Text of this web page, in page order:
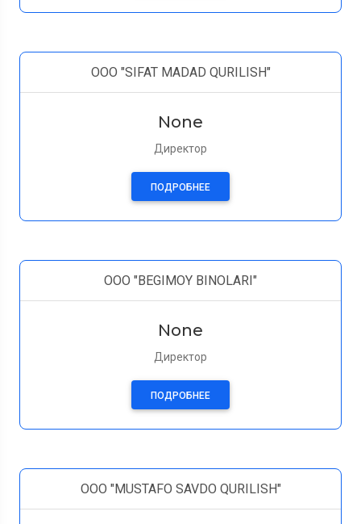
ООО "SIFAT MADAD QURILISH"
None
Директор
ПОДРОБНЕЕ
ООО "BEGIMOY BINOLARI"
None
Директор
ПОДРОБНЕЕ
OOO "MUSTAFO SAVDO QURILISH"